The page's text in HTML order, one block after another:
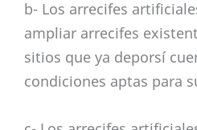
b- Los arrecifes
ampliar arrecifes
sitios que ya deporsí
condiciones aptas para